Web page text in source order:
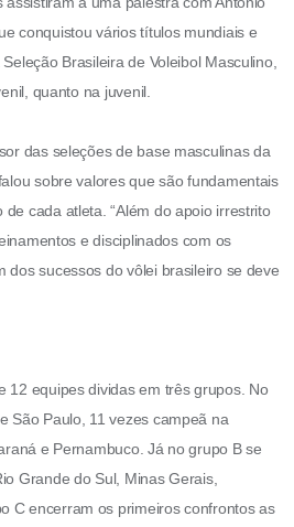
conquistou vários títulos mundiais e
Brasileira de Voleibol Masculino,
quanto na juvenil.
das seleções de base masculinas da
sobre valores que são fundamentais
cada atleta. “Além do apoio irrestrito
e disciplinados com os
dos sucessos do vôlei brasileiro se deve
12 equipes dividas em três grupos. No
São Paulo, 11 vezes campeã na
e Pernambuco. Já no grupo B se
Grande do Sul, Minas Gerais,
C encerram os primeiros confrontos as